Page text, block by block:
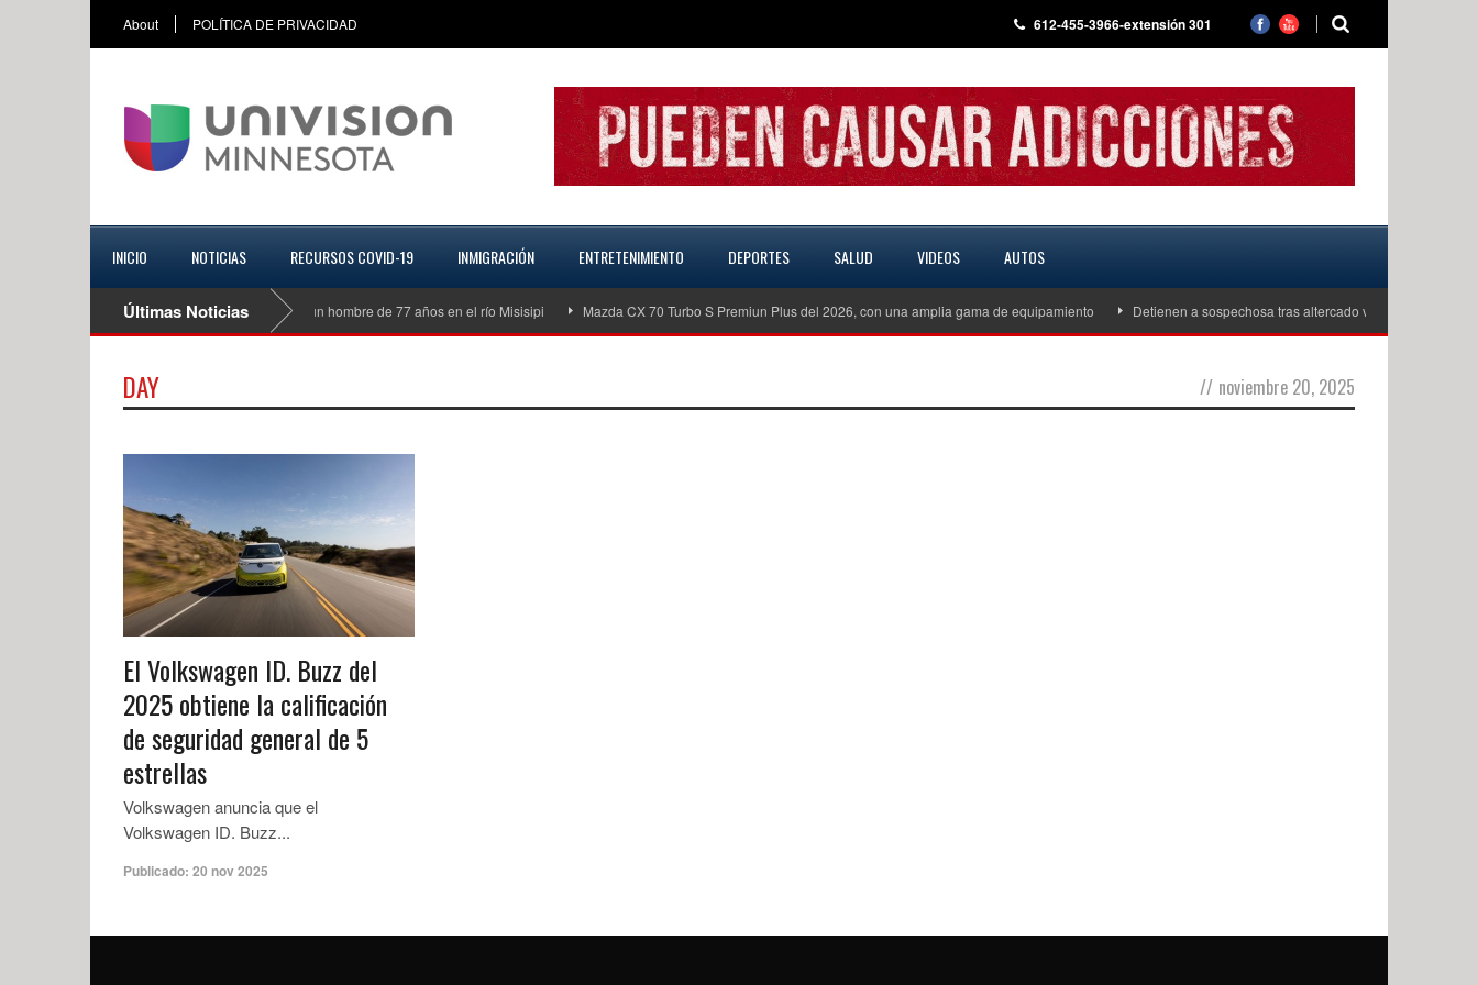
About POLÍTICA DE PRIVACIDAD 612-455-3966-extensión 301
INICIO NOTICIAS RECURSOS COVID-19 INMIGRACIÓN ENTRETENIMIENTO DEPORTES SALUD VIDEOS AUTOS
Últimas Noticias
Investigan las causas de la muerte de un hombre de 77 años en el río Misisipi Mazda CX 70 Turbo S Premiun Plus del 2026, con una amplia gama de equipamiento Detienen a sospechosa tras altercado vial que escaló a
DAY // noviembre 20, 2025
El Volkswagen ID. Buzz del
2025 obtiene la calificación
de seguridad general de 5
estrellas
Volkswagen anuncia que el
Volkswagen ID. Buzz...
Publicado: 20 nov 2025